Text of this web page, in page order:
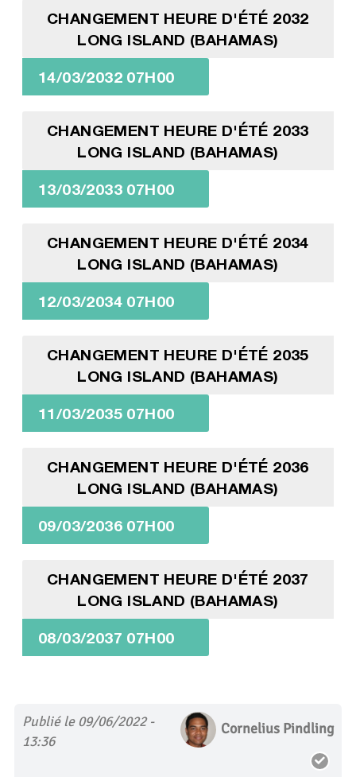
CHANGEMENT HEURE D'ÉTÉ 2032
LONG ISLAND (BAHAMAS)
14/03/2032 07H00
CHANGEMENT HEURE D'ÉTÉ 2033
LONG ISLAND (BAHAMAS)
13/03/2033 07H00
CHANGEMENT HEURE D'ÉTÉ 2034
LONG ISLAND (BAHAMAS)
12/03/2034 07H00
CHANGEMENT HEURE D'ÉTÉ 2035
LONG ISLAND (BAHAMAS)
11/03/2035 07H00
CHANGEMENT HEURE D'ÉTÉ 2036
LONG ISLAND (BAHAMAS)
09/03/2036 07H00
CHANGEMENT HEURE D'ÉTÉ 2037
LONG ISLAND (BAHAMAS)
08/03/2037 07H00
Publié le 09/06/2022 -
13:36
Cornelius Pindling